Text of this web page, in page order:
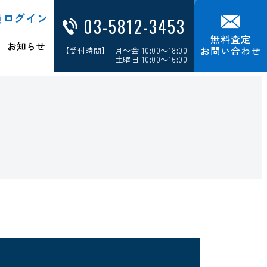
グイン
お知らせ
03-5812-3453
【受付時間】 月～金 10:00～18:00
土曜日 10:00～16:00
無料査定
お問い合わせ